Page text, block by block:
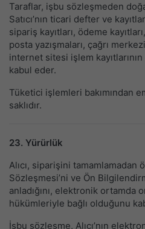
Taraflar, işbu sözleşmeden
Satıcı’nın ticari defter ve
sipariş kayıtları, ödeme
posta yazışmaları, çağrı
internet sitesi işlem
kabul eder.
Tüketici işlemleri bakımından
saklıdır.
23. Yürürlük
Alıcı, siparişini tamamlamadan
Sözleşmesi’ni ve Ön
anladığını, elektronik ortamda
hükümleriyle bağlı olduğunu
İşbu sözleşme, Alıcı’nın